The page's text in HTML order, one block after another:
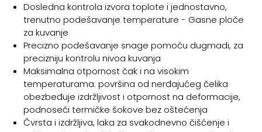
Dosledna kontrola izvora toplote i jednostavno,
trenutno podešavanje temperature - Gasne ploče
za kuvanje
Precizno podešavanje snage pomoću dugmadi, za
precizniju kontrolu nivoa kuvanja
Maksimalna otpornost čak i na visokim
temperaturama: površina od nerđajućeg čelika
obezbeđuje izdržljivost i otpornost na deformacije,
podnoseći termičke šokove bez oštećenja
Čvrsta i izdržljiva, laka za svakodnevno čišćenje i